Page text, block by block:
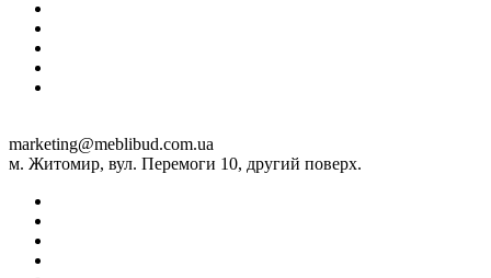
marketing@meblibud.com.ua
м. Житомир, вул. Перемоги 10, другий поверх.